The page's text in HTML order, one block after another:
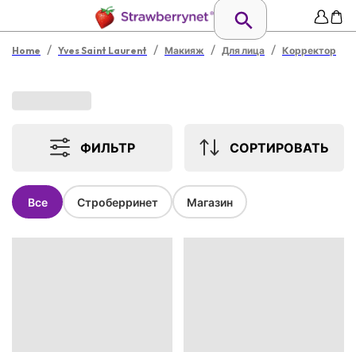
Home / Yves Saint Laurent / Макияж / Для лица / Корректор
ФИЛЬТР СОРТИРОВАТЬ
Все Строберринет Магазин